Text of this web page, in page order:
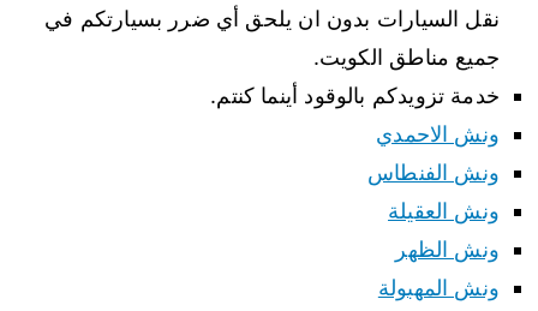
نقل السيارات بدون ان يلحق أي ضرر بسيارتكم في
جميع مناطق الكويت.
خدمة تزويدكم بالوقود أينما كنتم.
ونش الاحمدي
ونش الفنطاس
ونش العقيلة
ونش الظهر
ونش المهبولة